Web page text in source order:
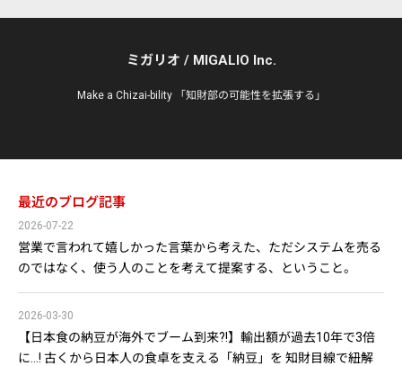
ミガリオ / MIGALIO Inc.
Make a Chizai-bility 「知財部の可能性を拡張する」
最近のブログ記事
営業で言われて嬉しかった言葉から考えた、ただシステムを売る
のではなく、使う人のことを考えて提案する、ということ。
2026-07-22
【日本食の納豆が海外でブーム到来?!】輸出額が過去10年で3倍
に…! 古くから日本人の食卓を支える「納豆」を 知財目線で紐解
2026-03-30